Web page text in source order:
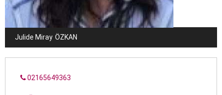
Julide Miray ÖZKAN
02165649363